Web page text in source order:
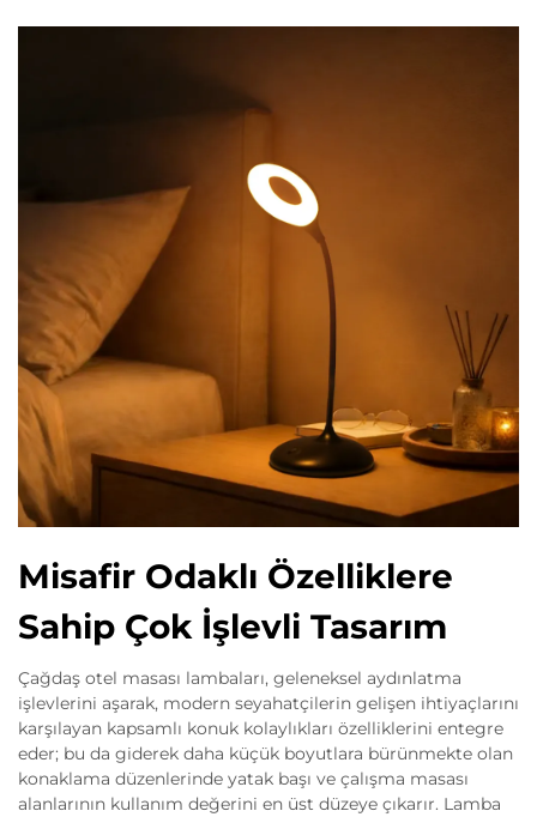
Misafir Odaklı Özelliklere
Sahip Çok İşlevli Tasarım
Çağdaş otel masası lambaları, geleneksel aydınlatma
işlevlerini aşarak, modern seyahatçilerin gelişen ihtiyaçlarını
karşılayan kapsamlı konuk kolaylıkları özelliklerini entegre
eder; bu da giderek daha küçük boyutlara bürünmekte olan
konaklama düzenlerinde yatak başı ve çalışma masası
alanlarının kullanım değerini en üst düzeye çıkarır. Lamba